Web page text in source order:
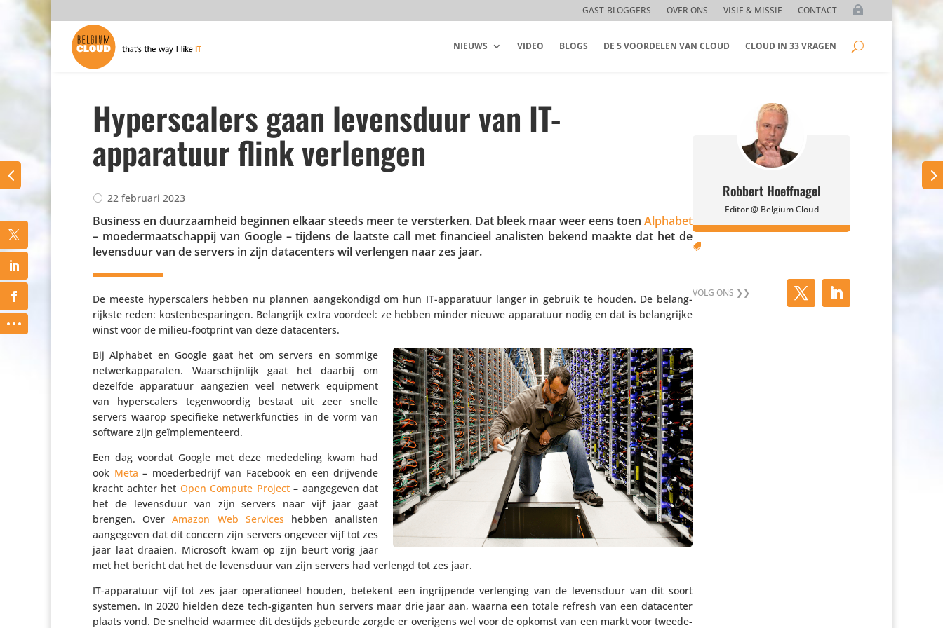
GAST-BLOGGERS OVER ONS VISIE & MISSIE CONTACT
NIEUWS VIDEO BLOGS DE 5 VOORDELEN VAN CLOUD CLOUD IN 33 VRAGEN
Hyperscalers gaan levensduur van IT-
apparatuur flink verlengen
22 februari 2023
Business en duur­zaam­heid beginnen elkaar steeds meer te versterken. Dat bleek maar weer eens toen Alphabet
– moeder­maat­schappij van Google – tijdens de laatste call met finan­cieel analisten bekend maakte dat het de
levens­duur van de servers in zijn data­cen­ters wil verlengen naar zes jaar.
De meeste hypers­ca­lers hebben nu plannen aange­kon­digd om hun IT-appa­ra­tuur langer in gebruik te houden. De belang­
rijkste reden: kosten­be­spa­ringen. Belang­rijk extra voordeel: ze hebben minder nieuwe appa­ra­tuur nodig en dat is belang­rijke
winst voor de milieu-footprint van deze datacenters.
Bij Alphabet en Google gaat het om servers en sommige
netwerk­ap­pa­raten. Waar­schijn­lijk gaat het daarbij om
dezelfde appa­ra­tuur aangezien veel netwerk equipment
van hypers­ca­lers tegen­woordig bestaat uit zeer snelle
servers waarop speci­fieke netwerk­func­ties in de vorm van
software zijn geïmplementeerd.
Een dag voordat Google met deze mede­de­ling kwam had
ook Meta – moeder­be­drijf van Facebook en een drijvende
kracht achter het Open Compute Project– aange­geven dat
het de levens­duur van zijn servers naar vijf jaar gaat
brengen. OverAmazon Web Services hebben analisten
aange­geven dat dit concern zijn servers ongeveer vijf tot zes
jaar laat draaien. Microsoft kwam op zijn beurt vorig jaar
met het bericht dat het de levens­duur van zijn servers had verlengd tot zes jaar.
IT-appa­ra­tuur vijf tot zes jaar opera­ti­o­neel houden, betekent een ingrij­pende verlen­ging van de levens­duur van dit soort
systemen. In 2020 hielden deze tech-giganten hun servers maar drie jaar aan, waarna een totale refresh van een data­center
plaats vond. De snelheid waarmee dit destijds gebeurde zorgde er overigens wel voor de opkomst van een markt voor twee­de­
Robbert Hoeffnagel
Editor @ Belgium Cloud
